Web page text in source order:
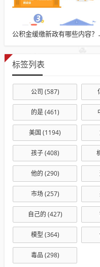
公积金
标签列表
公司 (587)
的是(461)
美国 (1194)
孩子(408)
他的 (290)
市场(257)
自己的 (427)
模型 (364)
毒品 (298)